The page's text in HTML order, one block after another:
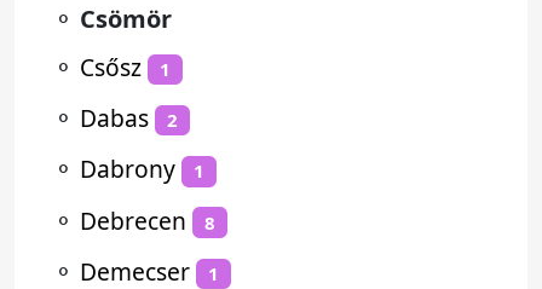
⚬ Csömör
⚬ Csősz 1
⚬ Dabas 2
⚬ Dabrony 1
⚬ Debrecen 8
⚬ Demecser 1